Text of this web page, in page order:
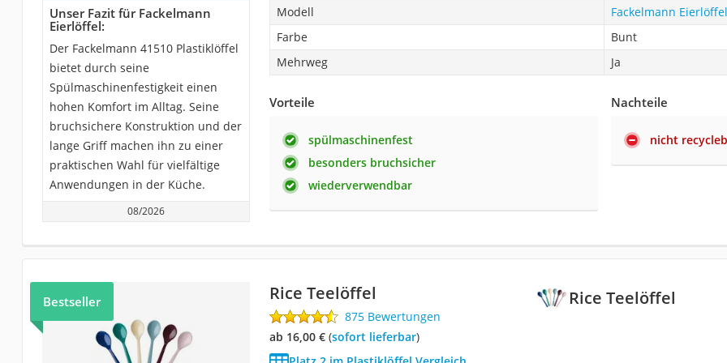
Unser Fazit für Fackelmann
Eierlöffel:
Der Fackelmann 41510 Plastiklöffel
bietet durch seine
Spülmaschinenfestigkeit einen
hohen Komfort im Alltag. Seine
bruchsichere Konstruktion und der
lange Griff machen ihn zu einer
praktischen Wahl für vielfältige
Anwendungen in der Küche.
08/2026
Modell
Fackelmann Eierlöffel
Farbe
Bunt
Mehrweg
Ja
Vorteile
spülmaschinenfest
besonders bruchsicher
wiederverwendbar
Nachteile
nicht
Rice Teelöffel
Bestseller Rice Teelöffel
875 Bewertungen
ab 16,00 €( Sofort lieferbar)